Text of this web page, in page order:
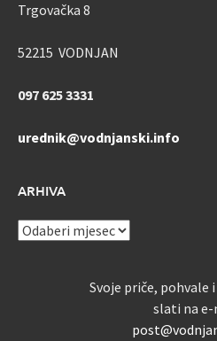
Trgovačka 8
52215 VODNJAN
097 625 3331
urednik@vodnjanski.info
ARHIVA
ARHIVA
Svoje priče,
slati na e-